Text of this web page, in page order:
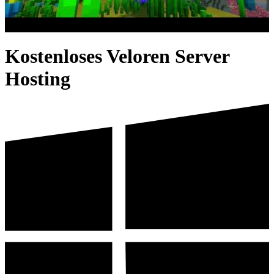
Kostenloses Veloren Server
Hosting